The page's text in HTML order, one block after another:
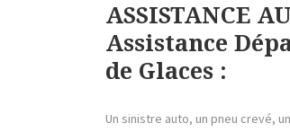
ASSISTANCE
Assistance
de Glaces :
Un sinistre auto, un pneu crevé,